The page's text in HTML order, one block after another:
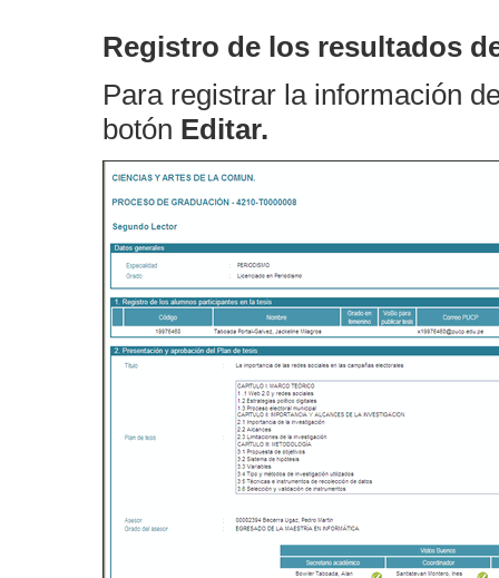
Registro de los resultados
Para registrar la información
botón Editar.